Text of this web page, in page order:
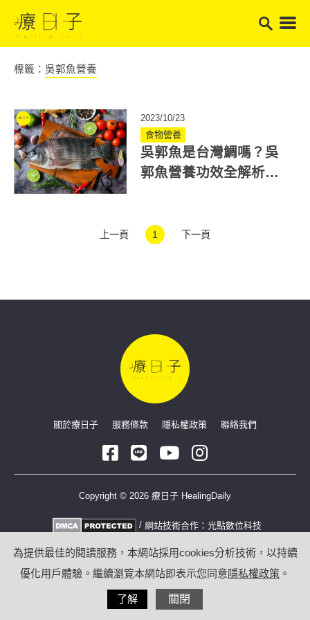
標籤： 吳郭魚營養
2023/10/23
食物營養
吳郭魚是台灣鯛嗎？吳
郭魚營養功效全解析！
上一頁 1 下一頁
關於療日子 服務條款 隱私權政策 聯絡我們
Copyright © 2026 療日子 HealingDaily
/ 網站技術合作： 光點數位科技
為提供最佳的閱讀服務，本網站採用cookies分析技術，以持續
優化用戶體驗。繼續瀏覽本網站即表示您同意隱私權政策 。
了解 關閉